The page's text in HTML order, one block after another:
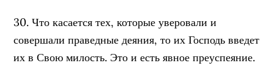
30. Что касается тех, которые уверовали и
совершали праведные деяния, то их Господь введет
их в Свою милость. Это и есть явное преуспеяние.